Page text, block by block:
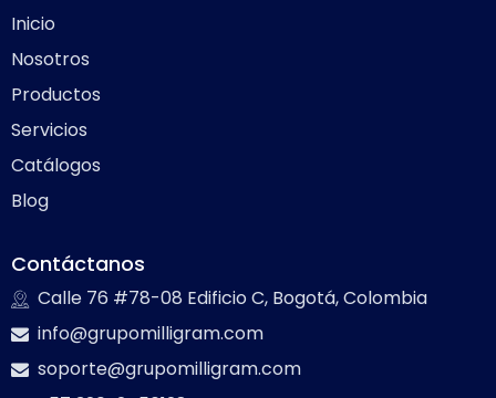
Inicio
Nosotros
Productos
Servicios
Catálogos
Blog
Contáctanos
Calle 76 #78-08 Edificio C, Bogotá, Colombia
info@grupomilligram.com
soporte@grupomilligram.com